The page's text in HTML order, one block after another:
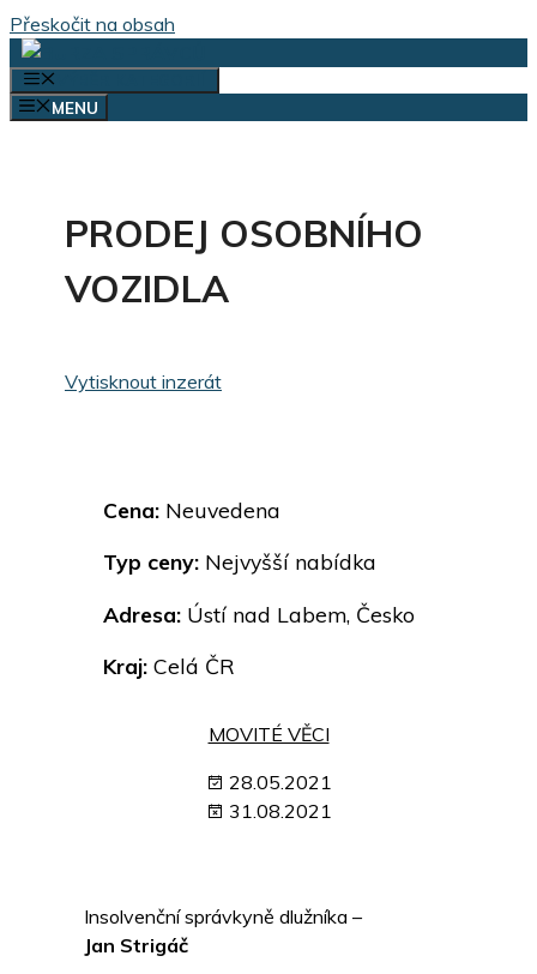
Přeskočit na obsah
MENU
PRODEJ OSOBNÍHO
VOZIDLA
Vytisknout inzerát
Cena: Neuvedena
Typ ceny: Nejvyšší nabídka
Adresa: Ústí nad Labem, Česko
Kraj: Celá ČR
MOVITÉ VĚCI
28.05.2021
31.08.2021
Insolvenční správkyně dlužníka –
Jan Strigáč